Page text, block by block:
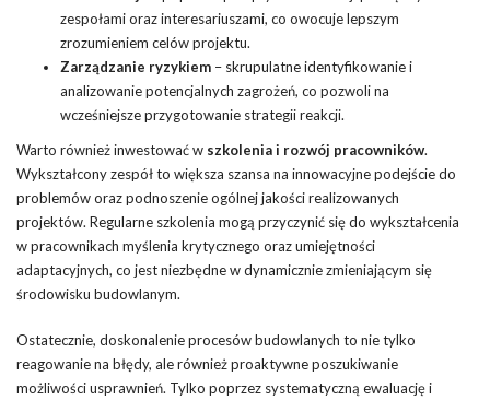
zespołami oraz interesariuszami, co owocuje lepszym
zrozumieniem celów projektu.
Zarządzanie ryzykiem – skrupulatne identyfikowanie i
analizowanie potencjalnych zagrożeń, co pozwoli na
wcześniejsze przygotowanie strategii reakcji.
Warto również inwestować w szkolenia i rozwój pracowników.
Wykształcony zespół to większa szansa na innowacyjne podejście do
problemów oraz podnoszenie ogólnej jakości realizowanych
projektów. Regularne szkolenia mogą przyczynić się do wykształcenia
w pracownikach myślenia krytycznego oraz umiejętności
adaptacyjnych, co jest niezbędne w dynamicznie zmieniającym się
środowisku budowlanym.
Ostatecznie, doskonalenie procesów budowlanych to nie tylko
reagowanie na błędy, ale również proaktywne poszukiwanie
możliwości usprawnień. Tylko poprzez systematyczną ewaluację i